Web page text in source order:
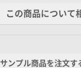
この商品について
サンプル商品を注文す